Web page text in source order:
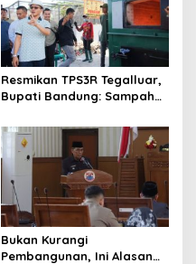
Resmikan TPS3R Tegalluar,
Bupati Bandung: Sampah
Pemerintah
Bukan Kurangi
Pembangunan, Ini Alasan